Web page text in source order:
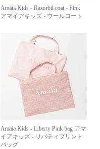
Amaia Kids - Razorbil coat - Pink
アマイアキッズ - ウールコート
Amaia Kids - Liberty Pink bag アマ
イアキッズ - リバティプリント
バッグ